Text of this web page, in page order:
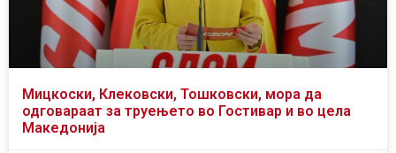
Мицкоски, Клековски, Тошковски, мора да
одговараат за труењето во Гостивар и во цела
Македонија